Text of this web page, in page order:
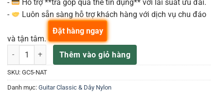
-
Hỗ trợ **trả góp qua thẻ tín dụng** với lãi suất ưu đãi.
-
Luôn sẵn sàng hỗ trợ khách hàng với dịch vụ chu đáo
và tận tâm.
TAKAMINE GC5-NAT ĐÀN GUITAR NYLON số lượng
Thêm vào giỏ hàng
Đặt hàng ngay
SKU: GC5-NAT
Danh mục: Guitar Classic & Dây Nylon